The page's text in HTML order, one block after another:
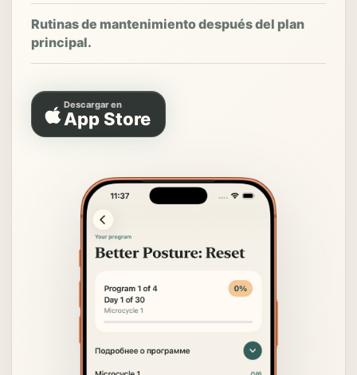
Rutinas de mantenimiento después del plan
principal.
Descargar en
App Store